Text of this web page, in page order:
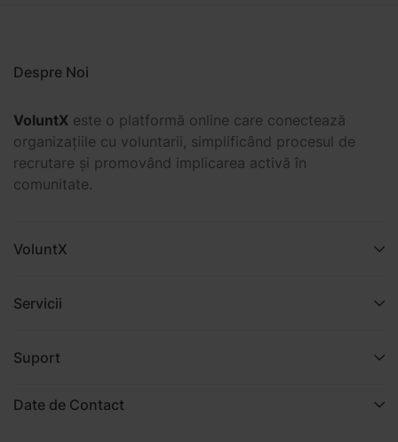
Despre Noi
VoluntX este o platformă online care conectează
organizațiile cu voluntarii, simplificând procesul de
recrutare și promovând implicarea activă în
comunitate.
VoluntX
Servicii
Suport
Date de Contact